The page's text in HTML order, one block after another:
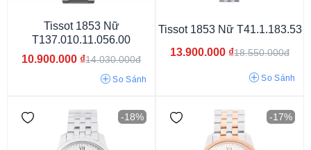
Tissot Chemin Des Tourelles Tissot Prx
Tissot Le Locle
Tissot Pr100 Tissot Ballade
Tissot 1853 Nữ
T137.010.11.056.00
10.900.000 ₫14.030.000đ
So Sánh
Tissot 1853 Nữ T41.1.183.53
13.900.000 ₫18.550.000đ
So Sánh
-18% -17%